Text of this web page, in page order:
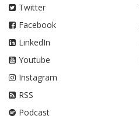
Twitter
Facebook
LinkedIn
Youtube
Instagram
RSS
Podcast